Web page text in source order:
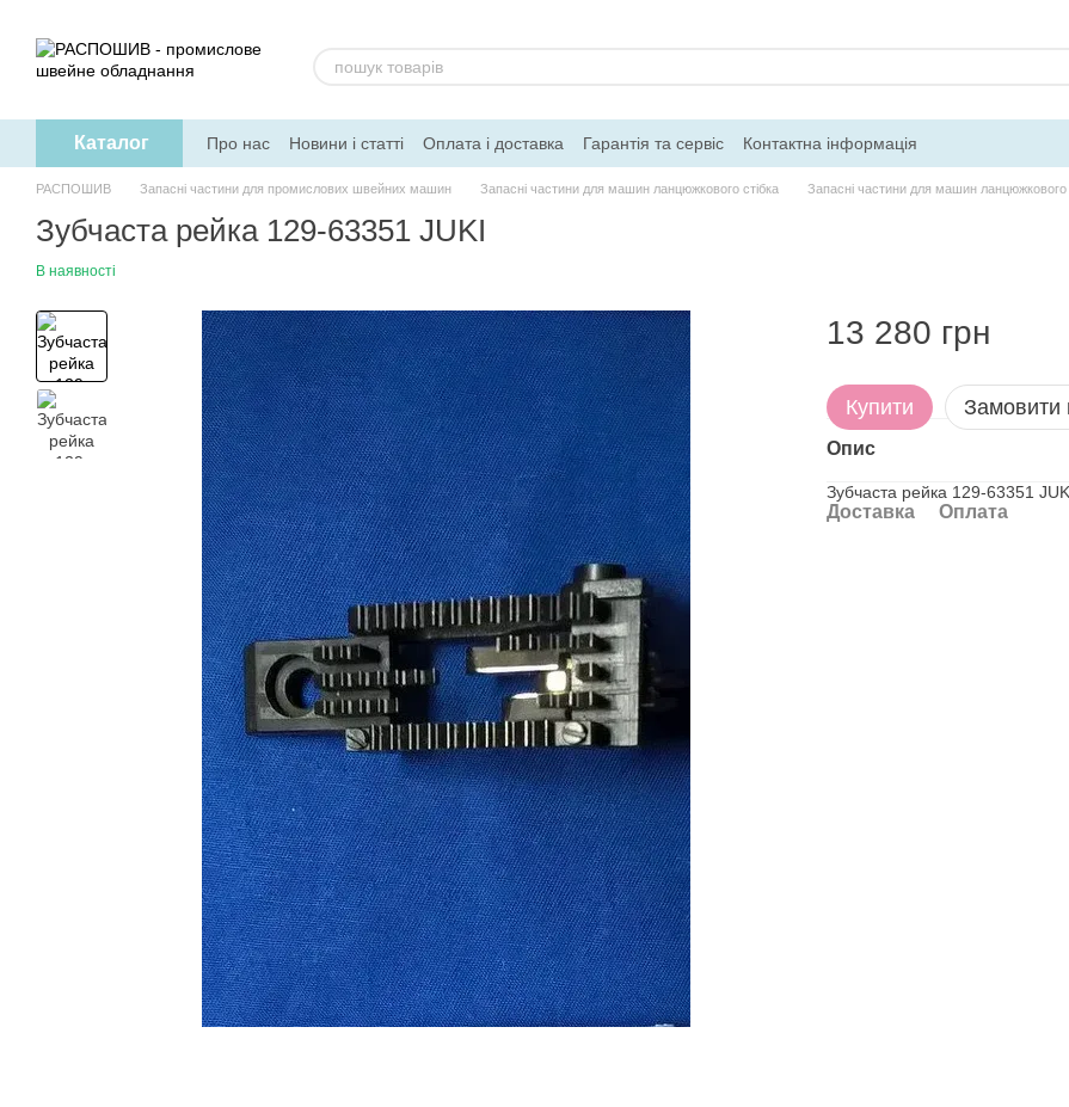
Каталог Про нас Новини і статті Оплата і доставка Гарантія та сервіс Контактна інформація
РАСПОШИВ Запасні частини для промислових швейних машин Запасні частини для машин ланцюжкового стібка Запасні частини для машин ланцюжкового
Зубчаста рейка 129-63351 JUKI
В наявності
13 280 грн
Купити Замовити
Опис
Зубчаста рейка 129-63351
Доставка Оплата